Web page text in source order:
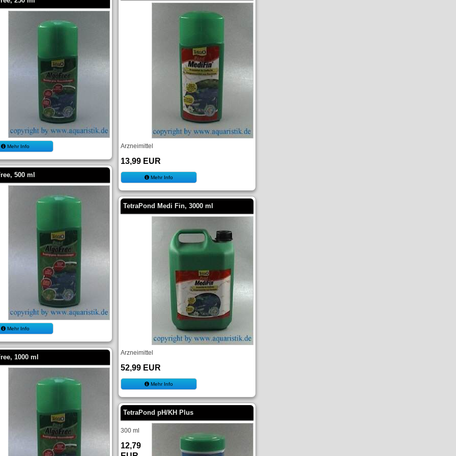
Mehr Info
500 ml
Mehr Info
1000 ml
Arzneimittel
13,99 EUR
Mehr Info
TetraPond Medi Fin, 3000 ml
Arzneimittel
52,99 EUR
Mehr Info
TetraPond pH/KH Plus
300 ml
12,79